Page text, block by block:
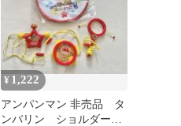
¥ 1,222
アンパンマン 非売品 タ
ンバリン ショルダーバ